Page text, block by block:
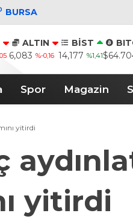
BURSA
ALTIN
6,083 %-0,16
BİST
14,177 %1,41
Spor Magazin
yitirdi
yitirdi